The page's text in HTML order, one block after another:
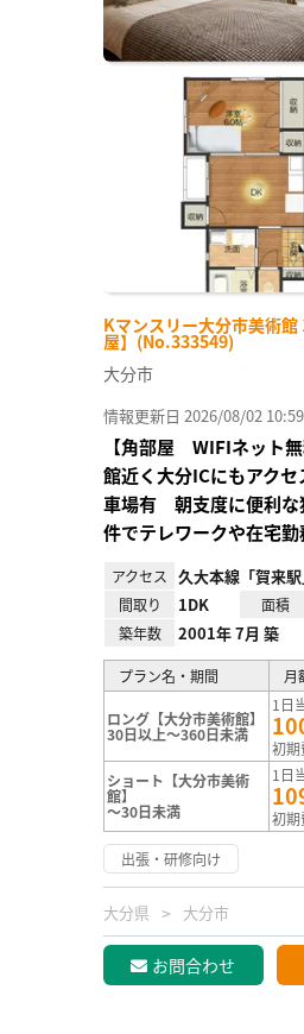
Kマンスリー大分市美術
屋】(No.333549)
大分市
情報更新日 2026/08/02 10:59
【角部屋 WIFIネット
館近く大分ICにもアク
車場有 朝支度に便利な
件でテレワークや在宅勤
アクセス 久大本線「賀来駅
間取り 1DK 面積
築年数 2001年 7月 築
プラン名・期間 月
ロング【大分市美術館】
30日以上～360日未満
1日
初
ショート【大分市美術
館】
～30日未満
1日
初
出張・研修向け
大分県 大分市
お問合わせ